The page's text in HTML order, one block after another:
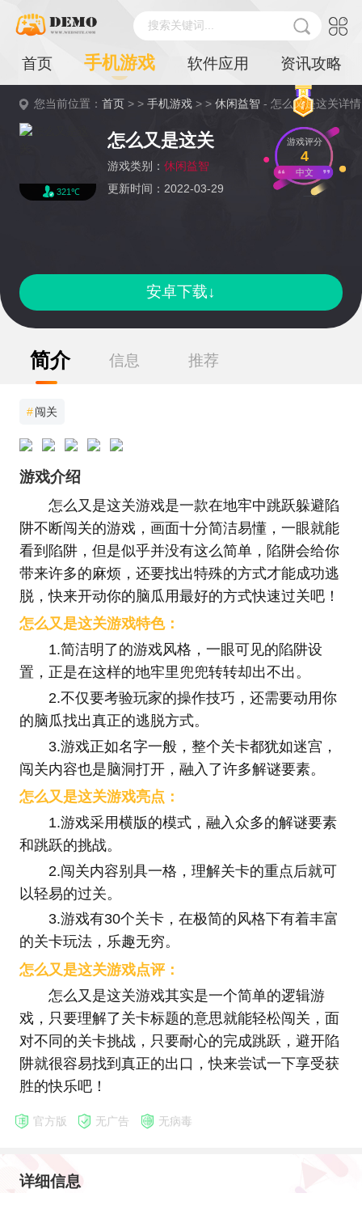
搜索关键词...
首页 手机游戏 软件应用 资讯攻略
您当前位置：首页 > >手机游戏 > >休闲益智 - 怎么又是这关详情
321℃
怎么又是这关
游戏类别： 休闲益智
更新时间：2022-03-29
游戏评分
4
中文
安卓下载↓
简介 信息 推荐
#闯关
游戏介绍
怎么又是这关游戏是一款在地牢中跳跃躲避陷
阱不断闯关的游戏，画面十分简洁易懂，一眼就能
看到陷阱，但是似乎并没有这么简单，陷阱会给你
带来许多的麻烦，还要找出特殊的方式才能成功逃
脱，快来开动你的脑瓜用最好的方式快速过关吧！
怎么又是这关游戏特色：
1.简洁明了的游戏风格，一眼可见的陷阱设
置，正是在这样的地牢里兜兜转转却出不出。
2.不仅要考验玩家的操作技巧，还需要动用你
的脑瓜找出真正的逃脱方式。
3.游戏正如名字一般，整个关卡都犹如迷宫，
闯关内容也是脑洞打开，融入了许多解谜要素。
怎么又是这关游戏亮点：
1.游戏采用横版的模式，融入众多的解谜要素
和跳跃的挑战。
2.闯关内容别具一格，理解关卡的重点后就可
以轻易的过关。
3.游戏有30个关卡，在极简的风格下有着丰富
的关卡玩法，乐趣无穷。
怎么又是这关游戏点评：
怎么又是这关游戏其实是一个简单的逻辑游
戏，只要理解了关卡标题的意思就能轻松闯关，面
对不同的关卡挑战，只要耐心的完成跳跃，避开陷
阱就很容易找到真正的出口，快来尝试一下享受获
胜的快乐吧！
官方版 无广告 无病毒
详细信息